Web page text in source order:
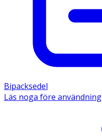
Bipacksedel
Läs noga före användning